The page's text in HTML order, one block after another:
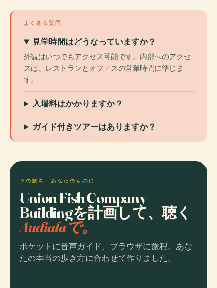
よくある質問
見学時間はどうなっていますか？
外観はいつでもアクセス可能です。内部へのアクセ
スは、レストランとオフィスの営業時間に準じま
す。
入場料はかかりますか？
ガイド付きツアーはありますか？
その旅を、あなたのものに
Union Fish Company
Buildingを計画して、聴く
Audialaで。
ポケットに音声ガイド、ブラウザに旅程。あな
たの本当の歩き方に合わせて作りました。